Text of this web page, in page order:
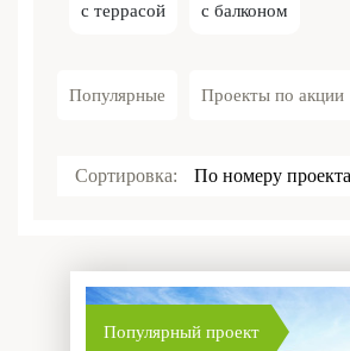
с террасой с балконом
Популярные Проекты по акции
Сортировка: По номеру проекта
Популярный проект